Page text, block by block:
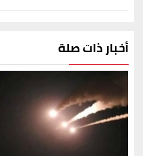
أخبار ذات صلة